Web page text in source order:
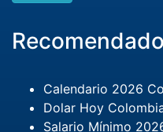
Calendario 2026
Dolar Hoy
Salario Mínimo